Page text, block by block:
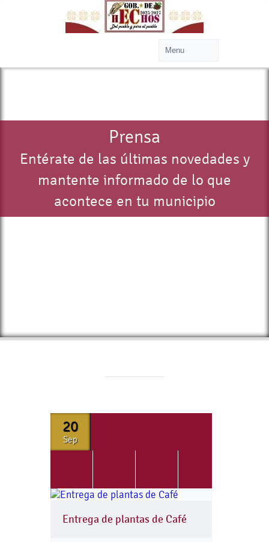
Prensa
Entérate de las últimas novedades y
mantente informado de lo que
acontece en tu municipio
20
Sep
Entrega de plantas de Café